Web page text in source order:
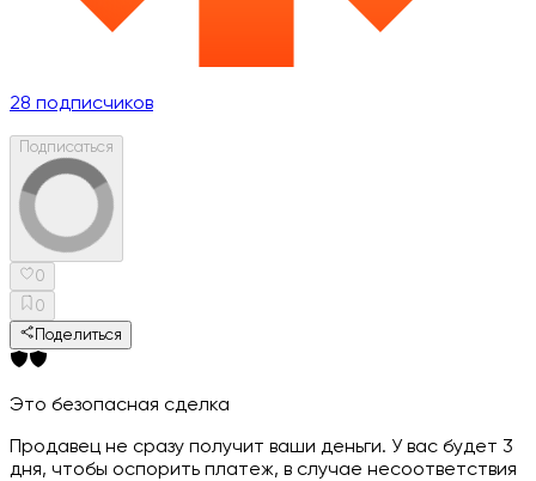
28 подписчиков
Подписаться
0
0
Поделиться
Это безопасная сделка
Продавец не сразу получит ваши деньги. У вас будет 3
дня, чтобы оспорить платеж, в случае несоответствия